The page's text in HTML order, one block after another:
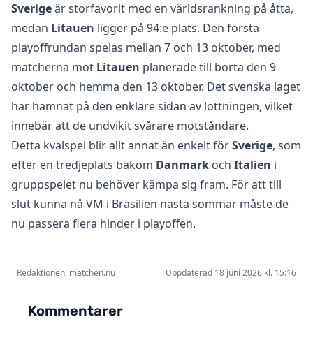
Sverigeär storfavorit med en världsrankning på åtta,
medan Litauen ligger på 94:e plats. Den första
playoffrundan spelas mellan 7 och 13 oktober, med
matcherna mot Litauen planerade till borta den 9
oktober och hemma den 13 oktober. Det svenska laget
har hamnat på den enklare sidan av lottningen, vilket
innebär att de undvikit svårare motståndare.
Detta kvalspel blir allt annat än enkelt förSverige, som
efter en tredjeplats bakom Danmark och Italien i
gruppspelet nu behöver kämpa sig fram. För att till
slut kunna nå VM i Brasilien nästa sommar måste de
nu passera flera hinder i playoffen.
Redaktionen, matchen.nu Uppdaterad 18 juni 2026 kl. 15:16
Kommentarer